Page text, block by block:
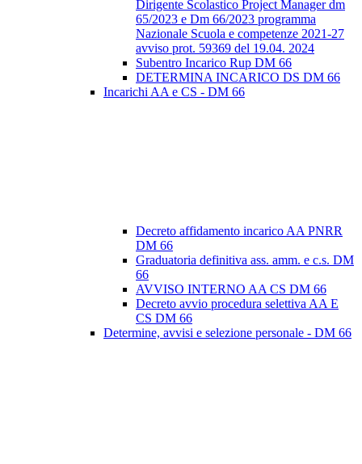
Dirigente Scolastico Project Manager dm
65/2023 e Dm 66/2023 programma
Nazionale Scuola e competenze 2021-27
avviso prot. 59369 del 19.04. 2024
Subentro Incarico Rup DM 66
DETERMINA INCARICO DS DM 66
Incarichi AA e CS - DM 66
Decreto affidamento incarico AA PNRR
DM 66
Graduatoria definitiva ass. amm. e c.s. DM
66
AVVISO INTERNO AA CS DM 66
Decreto avvio procedura selettiva AA E
CS DM 66
Determine, avvisi e selezione personale - DM 66